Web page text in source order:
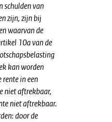
schulden van
zijn, zijn bij
waarvan de
10a van de
kan worden
rente in een
niet aftrekbaar,
niet aftrekbaar.
door de